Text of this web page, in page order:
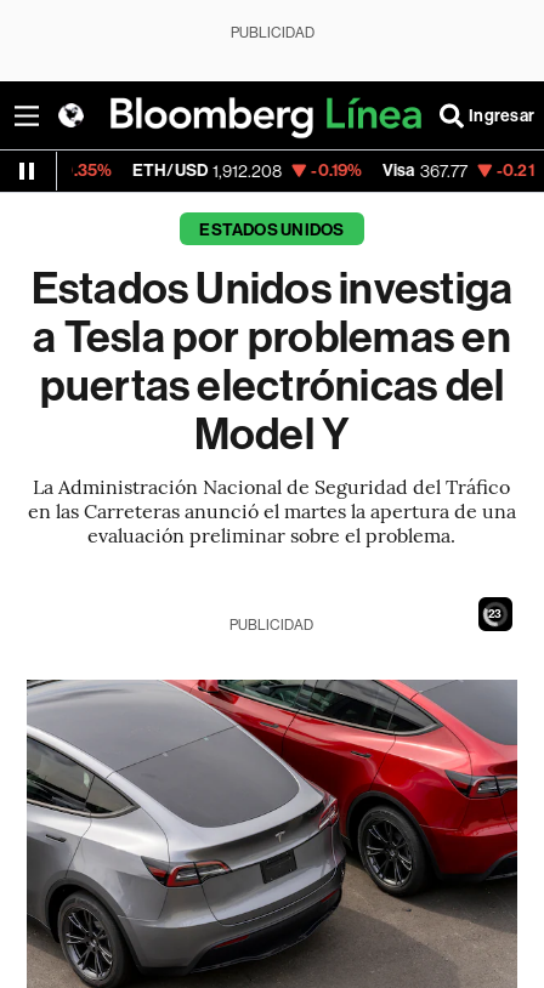
PUBLICIDAD
Ingresar
ETH/USD 1,912.208 -0.19% Visa 367.77 -0.21%
ESTADOS UNIDOS
Estados Unidos investiga
a Tesla por problemas en
puertas electrónicas del
Model Y
La Administración Nacional de Seguridad del Tráfico
en las Carreteras anunció el martes la apertura de una
evaluación preliminar sobre el problema.
21
PUBLICIDAD